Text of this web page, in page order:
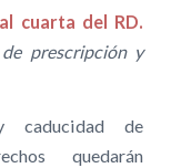
cuarta del RD.
prescripción y
caducidad de
quedarán